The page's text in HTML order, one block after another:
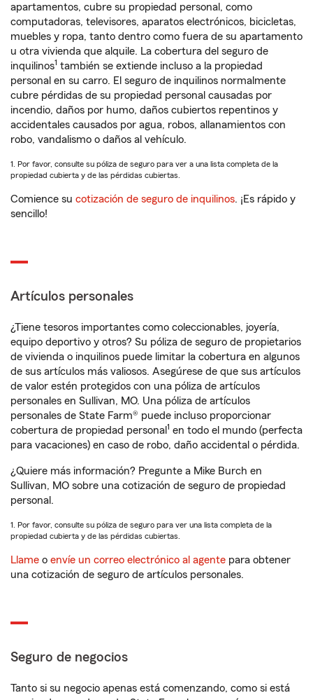
apartamentos, cubre su propiedad personal, como
computadoras, televisores, aparatos electrónicos, bicicletas,
muebles y ropa, tanto dentro como fuera de su apartamento
u otra vivienda que alquile. La cobertura del seguro de
inquilinos1 también se extiende incluso a la propiedad
personal en su carro. El seguro de inquilinos normalmente
cubre pérdidas de su propiedad personal causadas por
incendio, daños por humo, daños cubiertos repentinos y
accidentales causados por agua, robos, allanamientos con
robo, vandalismo o daños al vehículo.
1. Por favor, consulte su póliza de seguro para ver a una lista completa de la
propiedad cubierta y de las pérdidas cubiertas.
Comience su cotización de seguro de inquilinos. ¡Es rápido y
sencillo!
Artículos personales
¿Tiene tesoros importantes como coleccionables, joyería,
equipo deportivo y otros? Su póliza de seguro de propietarios
de vivienda o inquilinos puede limitar la cobertura en algunos
de sus artículos más valiosos. Asegúrese de que sus artículos
de valor estén protegidos con una póliza de artículos
personales en Sullivan, MO. Una póliza de artículos
personales de State Farm® puede incluso proporcionar
cobertura de propiedad personal 1 en todo el mundo (perfecta
para vacaciones) en caso de robo, daño accidental o pérdida.
¿Quiere más información? Pregunte a Mike Burch en
Sullivan, MO sobre una cotización de seguro de propiedad
personal.
1. Por favor, consulte su póliza de seguro para ver una lista completa de la
propiedad cubierta y de las pérdidas cubiertas.
Llame o envíe un correo electrónico al agente para obtener
una cotización de seguro de artículos personales.
Seguro de negocios
Tanto si su negocio apenas está comenzando, como si está